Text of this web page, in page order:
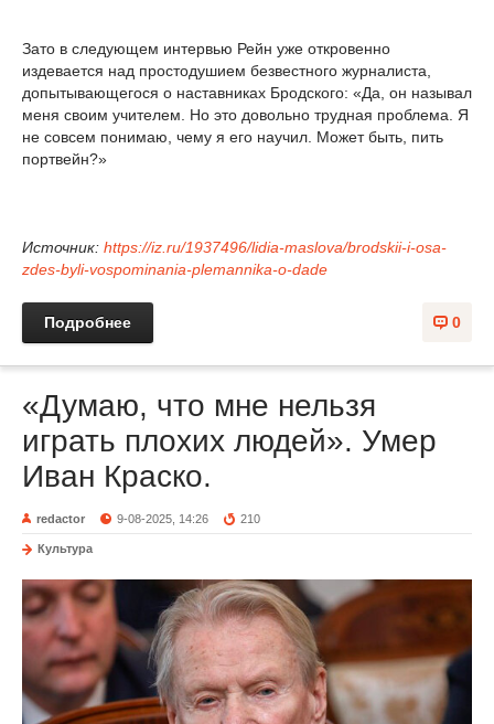
Зато в следующем интервью Рейн уже откровенно
издевается над простодушием безвестного журналиста,
допытывающегося о наставниках Бродского: «Да, он называл
меня своим учителем. Но это довольно трудная проблема. Я
не совсем понимаю, чему я его научил. Может быть, пить
портвейн?»
Источник: https://iz.ru/1937496/lidia-maslova/brodskii-i-osa-
zdes-byli-vospominania-plemannika-o-dade
0
Подробнее
«Думаю, что мне нельзя
играть плохих людей». Умер
Иван Краско.
redactor 9-08-2025, 14:26 210
Культура